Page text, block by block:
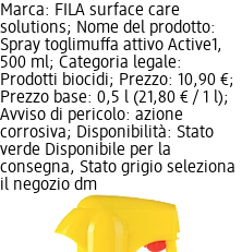
Marca: FILA surface care
solutions; Nome del prodotto:
Spray toglimuffa attivo Active1,
500 ml; Categoria legale:
Prodotti biocidi; Prezzo: 10,90 €;
Prezzo base: 0,5 l (21,80 € / 1 l);
Avviso di pericolo: azione
corrosiva; Disponibilità: Stato
verde Disponibile per la
consegna, Stato grigio seleziona
il negozio dm